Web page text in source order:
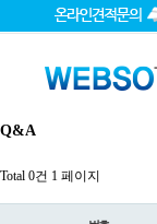
Q&A
Total 0건 1 페이지